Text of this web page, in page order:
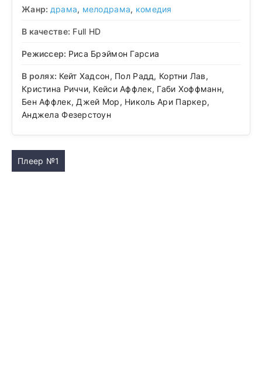
Жанр: драма, мелодрама, комедия
В качестве: Full HD
Режиссер: Риса Брэймон Гарсиа
В ролях: Кейт Хадсон, Пол Радд, Кортни Лав,
Кристина Риччи, Кейси Аффлек, Габи Хоффманн,
Бен Аффлек, Джей Мор, Николь Ари Паркер,
Анджела Фезерстоун
Плеер №1